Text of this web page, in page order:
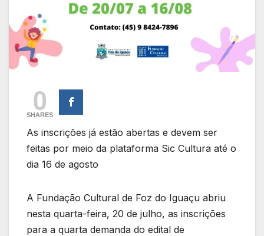
0
SHARES
As inscrições já estão abertas e devem ser
feitas por meio da plataforma Sic Cultura até o
dia 16 de agosto
A Fundação Cultural de Foz do Iguaçu abriu
nesta quarta-feira, 20 de julho, as inscrições
para a quarta demanda do edital de